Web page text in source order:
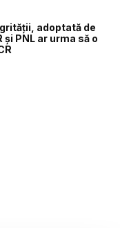
adoptată de
și PNL ar urma să o